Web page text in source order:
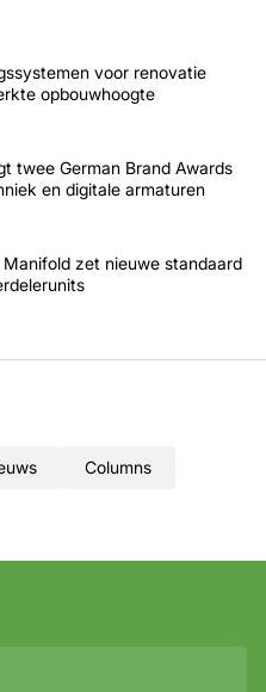
voor renovatie
opbouwhoogte
twee German Brand Awards
en digitale armaturen
zet nieuwe standaard
Columns